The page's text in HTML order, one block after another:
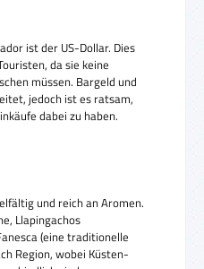
ist der US-Dollar. Dies
da sie keine
müssen. Bargeld und
jedoch ist es ratsam,
dabei zu haben.
und reich an Aromen.
Llapingachos
(eine traditionelle
Region, wobei Küsten-